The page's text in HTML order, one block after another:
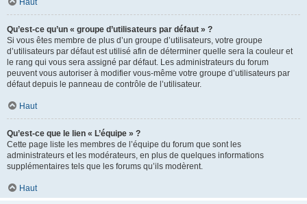
Haut
Qu’est-ce qu’un « groupe d’utilisateurs par défaut » ?
Si vous êtes membre de plus d’un groupe d’utilisateurs, votre groupe
d’utilisateurs par défaut est utilisé afin de déterminer quelle sera la couleur et
le rang qui vous sera assigné par défaut. Les administrateurs du forum
peuvent vous autoriser à modifier vous-même votre groupe d’utilisateurs par
défaut depuis le panneau de contrôle de l’utilisateur.
Haut
Qu’est-ce que le lien « L’équipe » ?
Cette page liste les membres de l’équipe du forum que sont les
administrateurs et les modérateurs, en plus de quelques informations
supplémentaires tels que les forums qu’ils modèrent.
Haut